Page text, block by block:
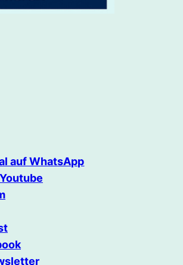
auf WhatsApp